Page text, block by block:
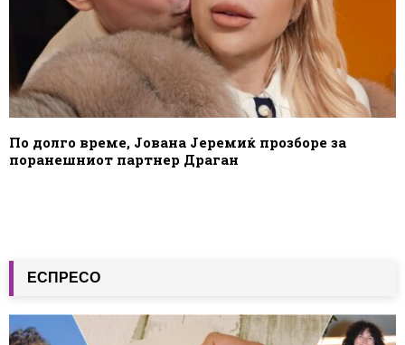
По долго време, Јована Јеремиќ прозборе за
поранешниот партнер Драган
ЕСПРЕСО